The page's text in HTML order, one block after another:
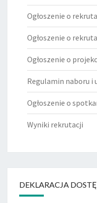
Ogłoszenie o
Ogłoszenie o
Ogłoszenie o
Regulamin naboru i
Ogłoszenie o
Wyniki rekrutacji
DEKLARACJA